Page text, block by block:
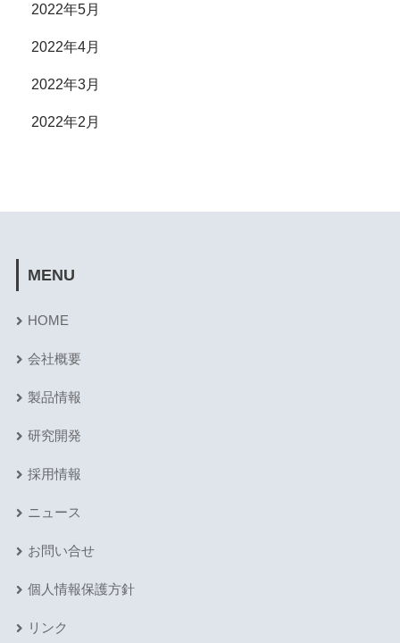
2022年5月
2022年4月
2022年3月
2022年2月
MENU
HOME
会社概要
製品情報
研究開発
採用情報
ニュース
お問い合せ
個人情報保護方針
リンク